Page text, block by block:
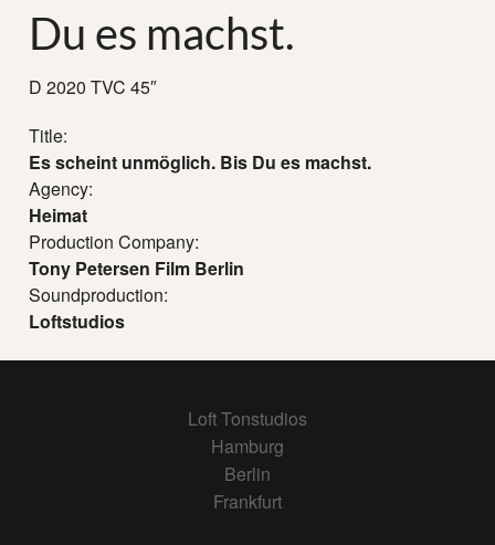
Du es machst.
D 2020 TVC 45″
Title:
Es scheint unmöglich. Bis Du es machst.
Agency:
Heimat
Production Company:
Tony Petersen Film Berlin
Soundproduction:
Loftstudios
Loft Tonstudios
Hamburg
Berlin
Frankfurt